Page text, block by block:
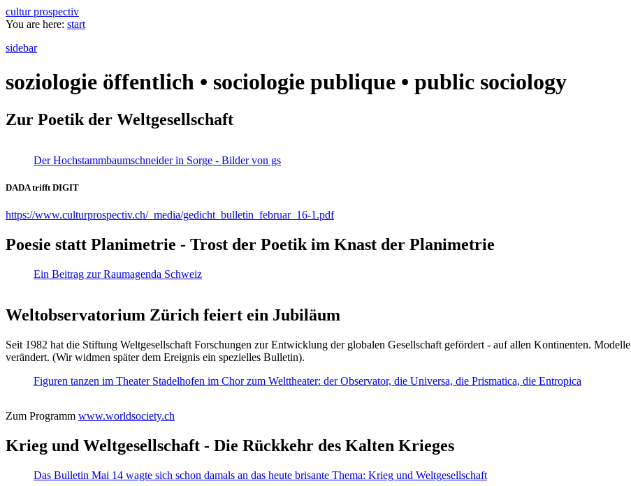
cultur prospectiv
You are here: start
sidebar
soziologie öffentlich • sociologie publique • public sociology
Zur Poetik der Weltgesellschaft
Der Hochstammbaumschneider in Sorge - Bilder von gs
DADA trifft DIGIT
https://www.culturprospectiv.ch/_media/gedicht_bulletin_februar_16-1.pdf
Poesie statt Planimetrie - Trost der Poetik im Knast der Planimetrie
Ein Beitrag zur Raumagenda Schweiz
Weltobservatorium Zürich feiert ein Jubiläum
Seit 1982 hat die Stiftung Weltgesellschaft Forschungen zur Entwicklung der globalen Gesellschaft gefördert - auf allen Kontinenten.
verändert. (Wir widmen später dem Ereignis ein spezielles Bulletin).
Figuren tanzen im Theater Stadelhofen im Chor zum Welttheater: der Observator, die Universa, die Prismatica, die Entropica
Zum Programm www.worldsociety.ch
Krieg und Weltgesellschaft - Die Rückkehr des Kalten Krieges
Das Bulletin Mai 14 wagte sich schon damals an das heute brisante Thema: Krieg und Weltgesellschaft